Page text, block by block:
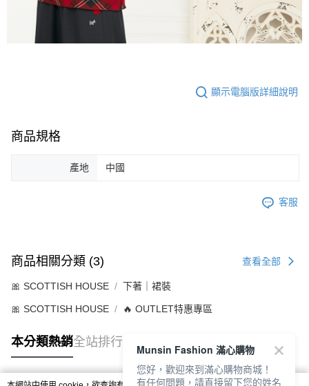
顯示電腦版詳細說明
商品規格
產地 中國
客服
商品相關分類 (3) 查看全部
🎀 SCOTTISH HOUSE 下著｜裙裝
🎀 SCOTTISH HOUSE 🔥 OUTLET特惠專區
本分類熱銷全站排行
Munsin Fashion 滿心購物
您好，歡迎來到滿心購物商城！
有任何問題，請直接留下您的姓名